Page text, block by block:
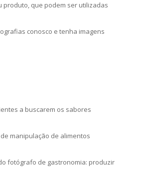
que podem ser utilizadas
conosco e tenha imagens
a buscarem os sabores
manipulação de alimentos
fotógrafo de gastronomia: produzir